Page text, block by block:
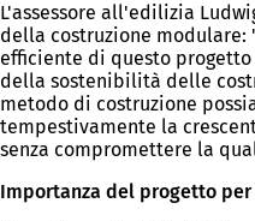
L'assessore all'edilizia
della costruzione modulare:
efficiente di questo
della sostenibilità delle
metodo di costruzione
tempestivamente la
senza compromettere la
Importanza del progetto